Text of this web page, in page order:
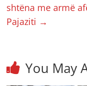
shtëna me armë
Pajaziti →
You May